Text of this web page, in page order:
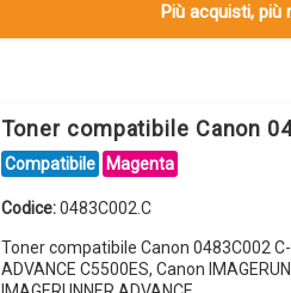
Più acquisti, più
Toner compatibile Canon
Compatibile Magenta
Codice:0483C002.C
Toner compatibile Canon 0483C002
ADVANCE C5500ES, Canon